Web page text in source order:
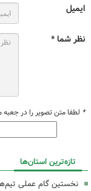
ایمیل
نظر شما *
* لطفا متن تصویر را در جعبه
تازه‌ترین استان‌ها
نخستین گام عملی